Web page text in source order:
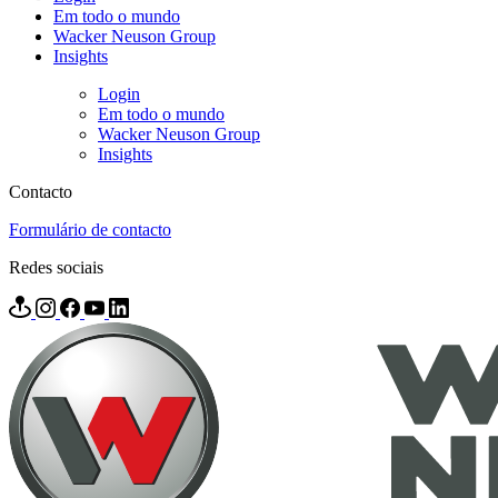
Em todo o mundo
Wacker Neuson Group
Insights
Login
Em todo o mundo
Wacker Neuson Group
Insights
Contacto
Formulário de contacto
Redes sociais